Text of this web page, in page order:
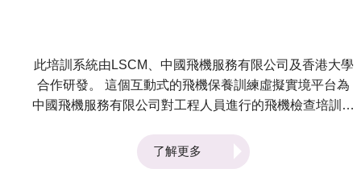
此培訓系統由LSCM、中國飛機服務有限公司及香港大學
合作研發。 這個互動式的飛機保養訓練虛擬實境平台為
中國飛機服務有限公司對工程人員進行的飛機檢查培訓而
術、虛擬實境培訓管理系統和航空服務場境，作為應用程
式的基礎。這個平台不但大大提高了培訓的次數和靈活
了解更多